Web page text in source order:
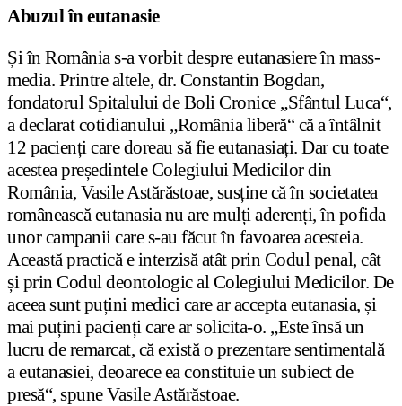
Abuzul în eutanasie
Și în România s-a vorbit despre eutanasiere în mass-
media. Printre altele, dr. Constantin Bogdan,
fondatorul Spitalului de Boli Cronice „Sfântul Luca“,
a declarat cotidianului „România liberă“ că a întâlnit
12 pacienți care doreau să fie eutanasiați. Dar cu toate
acestea președintele Colegiului Medicilor din
România, Vasile Astărăstoae, susține că în societatea
românească eutanasia nu are mulți aderenți, în pofida
unor campanii care s-au făcut în favoarea acesteia.
Această practică e interzisă atât prin Codul penal, cât
și prin Codul deontologic al Colegiului Medicilor. De
aceea sunt puțini medici care ar accepta eutanasia, și
mai puțini pacienți care ar solicita-o. „Este însă un
lucru de remarcat, că există o prezentare sentimentală
a eutanasiei, deoarece ea constituie un subiect de
presă“, spune Vasile Astărăstoae.